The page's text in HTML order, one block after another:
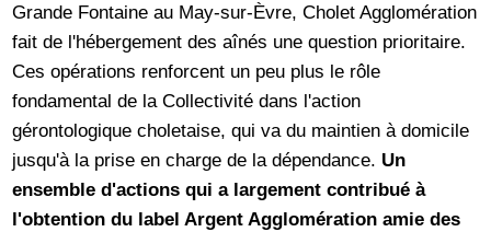
Grande Fontaine au May-sur-Èvre, Cholet Agglomération
fait de l'hébergement des aînés une question prioritaire.
Ces opérations renforcent un peu plus le rôle
fondamental de la Collectivité dans l'action
gérontologique choletaise, qui va du maintien à domicile
jusqu'à la prise en charge de la dépendance. Un
ensemble d'actions qui a largement contribué à
l'obtention du label Argent Agglomération amie des